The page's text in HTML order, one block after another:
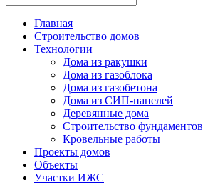
Главная
Строительство домов
Технологии
Дома из ракушки
Дома из газоблока
Дома из газобетона
Дома из СИП-панелей
Деревянные дома
Строительство фундаментов
Кровельные работы
Проекты домов
Объекты
Участки ИЖС